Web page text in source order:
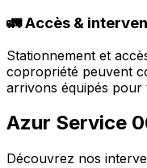
🚛 Accès &
Stationnement et
copropriété peuvent
arrivons équipés pour
Azur Service
Découvrez nos